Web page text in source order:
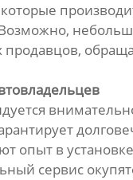
опыт в
сервис